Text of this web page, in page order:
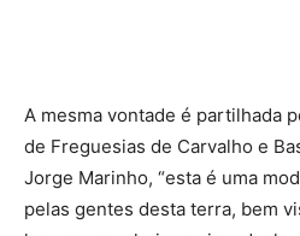
A mesma vontade é partilhada
de Freguesias de Carvalho e
Jorge Marinho, “esta é uma
pelas gentes desta terra, bem